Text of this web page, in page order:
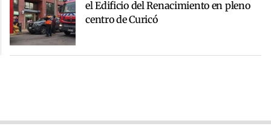
el Edificio del Renacimiento en pleno
centro de Curicó